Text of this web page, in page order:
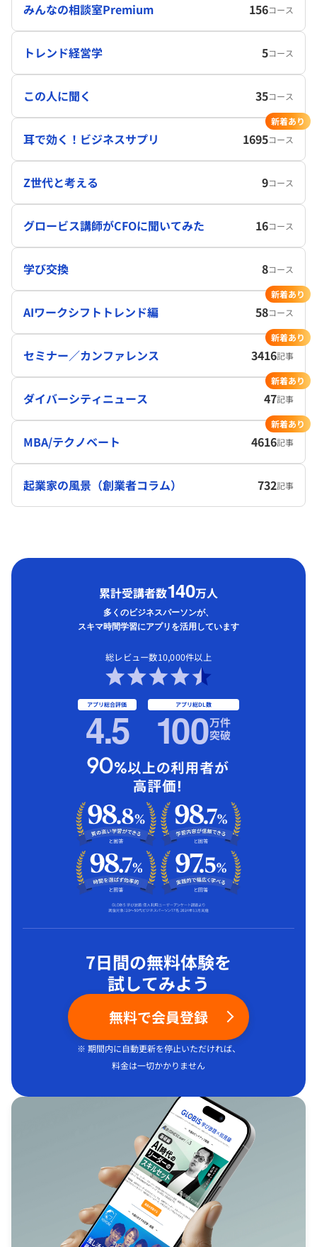
みんなの相談室Premium 156コース
トレンド経営学 5コース
この人に聞く 35コース
耳で効く！ビジネスサプリ 1695コース
新着あり
Z世代と考える 9コース
グロービス講師がCFOに聞いてみた 16コース
学び交換 8コース
AIワークシフトトレンド編 58コース
新着あり
セミナー／カンファレンス 3416記事
新着あり
ダイバーシティニュース 47記事
新着あり
MBA/テクノベート 4616記事
新着あり
起業家の風景（創業者コラム） 732記事
累計受講者数140万人
多くのビジネスパーソンが、
スキマ時間学習にアプリを活用しています
総レビュー数10,000件以上
アプリ総合評価
4.5 アプリ総DL数
100万件
突破
7日間の無料体験を
試してみよう
無料で会員登録
※ 期間内に自動更新を停止いただければ、
料金は一切かかりません